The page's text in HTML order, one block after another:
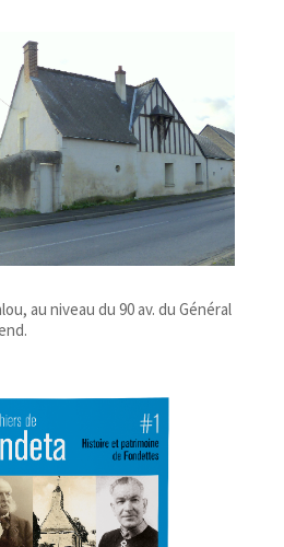
au niveau du 90 av. du Général